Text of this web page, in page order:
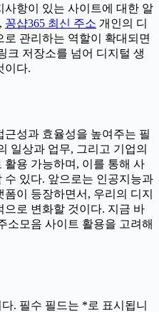
항이 있는 사이트에 대한 알
꽁샵365 최신 주소 개인의 디
관리하는 역할이 확대되면
크 저장소를 넘어 디지털 생
이다.
성과 효율성을 높여주는 필
일상과 업무, 그리고 기업의
용 가능하며, 이를 통해 사
있다. 앞으로는 인공지능과
이 등장하면서, 우리의 디지
으로 변화할 것이다. 지금 바
소모음 사이트 활용을 고려해
. 필수 필드는 *로 표시됩니